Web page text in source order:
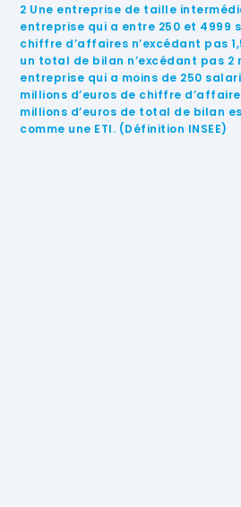
2 Une entreprise de taille
entreprise qui a entre 250 et 4999
chiffre d’affaires n’excédant pas
un total de bilan n’excédant pas 2
entreprise qui a moins de 250
millions d’euros de chiffre
millions d’euros de total de bilan
comme une ETI. (Définition INSEE)